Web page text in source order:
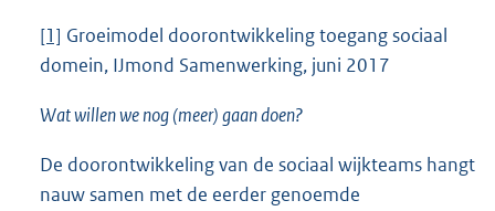
[1] Groeimodel doorontwikkeling toegang sociaal
domein, IJmond Samenwerking, juni 2017
Wat willen we nog (meer) gaan doen?
De doorontwikkeling van de sociaal wijkteams hangt
nauw samen met de eerder genoemde